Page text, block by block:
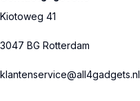
Kiotoweg 41
3047 BG Rotterdam
klantenservice@all4gadgets.nl